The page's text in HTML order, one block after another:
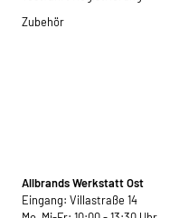
Zubehör
Allbrands Werkstatt Ost
Eingang: Villastraße 14